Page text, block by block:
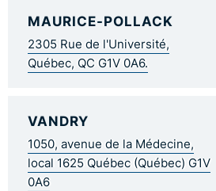
MAURICE-POLLACK
2305 Rue de l'Université,
Québec, QC G1V 0A6.
VANDRY
1050, avenue de la Médecine,
local 1625 Québec (Québec) G1V
0A6